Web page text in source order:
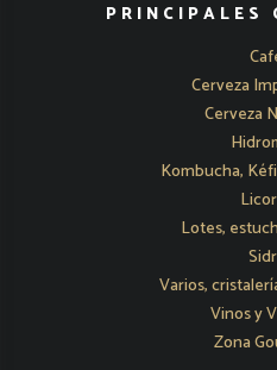
PRINCIPALES
Cerveza
Cerveza
Kombucha,
Lotes,
Varios,
Vinos y
Zona